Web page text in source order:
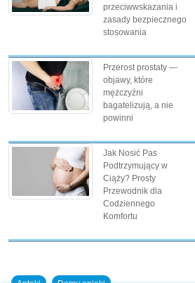
przeciwwskazania i
zasady bezpiecznego
stosowania
Przerost prostaty —
objawy, które
mężczyźni
bagatelizują, a nie
powinni
Jak Nosić Pas
Podtrzymujący w
Ciąży? Prosty
Przewodnik dla
Codziennego
Komfortu